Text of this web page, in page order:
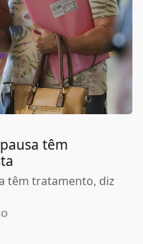
têm
têm tratamento, diz